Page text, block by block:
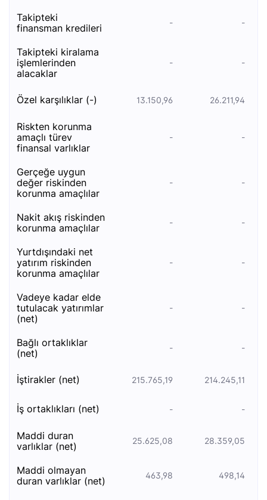
takipteki
finansman kredileri
- -
takipteki kiralama
i̇şlemlerinden
alacaklar
- -
özel karşılıklar (-) 13.150,96 26.211,94
ri̇skten korunma
amaçli türev
fi̇nansal varliklar
- -
gerçeğe uygun
değer riskinden
korunma amaçlılar
- -
nakit akış riskinden
korunma amaçlılar
- -
yurtdışındaki net
yatırım riskinden
korunma amaçlılar
- -
vadeye kadar elde
tutulacak yatirimlar
(net)
- -
bağli ortakliklar
(net)
- -
i̇şti̇rakler (net) 215.765,19 214.245,11
i̇ş ortakliklari (net) - -
maddi̇ duran
varliklar (net)
25.625,08 28.359,05
maddi̇ olmayan
duran varliklar (net)
463,98 498,14